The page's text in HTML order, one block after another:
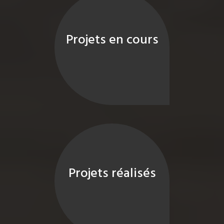
Projets en cours
Projets réalisés